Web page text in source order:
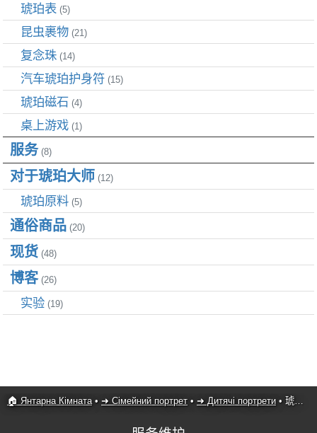
琥珀表 (5)
昆虫裹物 (21)
复念珠 (14)
汽车琥珀护身符 (15)
琥珀磁石 (4)
桌上游戏 (1)
服务(8)
对于琥珀大师 (12)
琥珀原料 (5)
通俗商品 (20)
现货 (48)
博客(26)
实验 (19)
🏠 Янтарна Кімната• ➜ Сімейний портрет • ➜ Дитячі портрети • 琥珀肖像 093